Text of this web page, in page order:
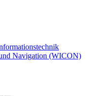
Navigation (WICON)